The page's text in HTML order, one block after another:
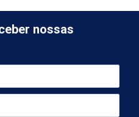
nossas